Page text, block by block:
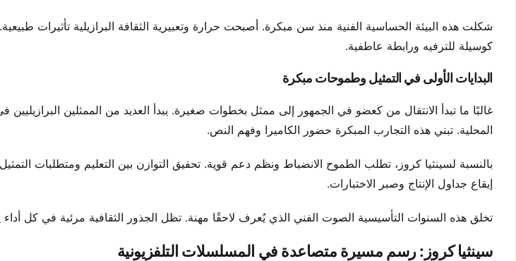
شكلت هذه البيئة الحساسية الفنية منذ سن مبكرة. أصبحت حرارة وتعبيرية الثقافة البرازيلية تأثيرات
كوسيلة للترفيه ورابطة عاطفية.
البدايات الأولى في التمثيل وطموحات مبكرة
غالبًا ما تبدأ الانتقال من كعضو في الجمهور إلى ممثل بخطوات صغيرة. يبدأ العديد من الممثلين
المحلية. تبني هذه التجارب المبكرة حضور الكاميرا وفهم النص.
بالنسبة لسينثيا كروز، تطلب الطموح الانضباط ونظم دعم قوية. تحقيق التوازن بين التعليم ومتطلبات
إيقاع جداول الإنتاج وصبر الاختبارات.
تخلق هذه السنوات التأسيسية الصوت الفني الذي يُعرف لاحقًا مهنة. تظل الجذور الثقافية مرئية في كل أداء
سينثيا كروز: رسم مسيرة متصاعدة في المسلسلات التلفزيونية